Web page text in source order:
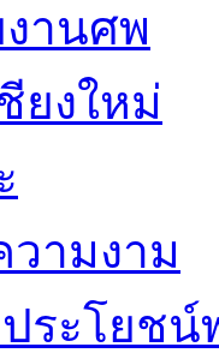
านศพ
ยงใหม่
ามงาม
ระโยชน์